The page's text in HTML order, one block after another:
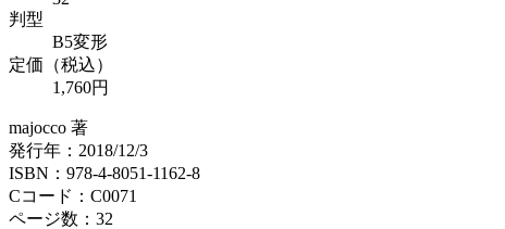
判型
B5変形
定価（税込）
1,760円
majocco 著
発行年：2018/12/3
ISBN：978-4-8051-1162-8
Cコード：C0071
ページ数：32